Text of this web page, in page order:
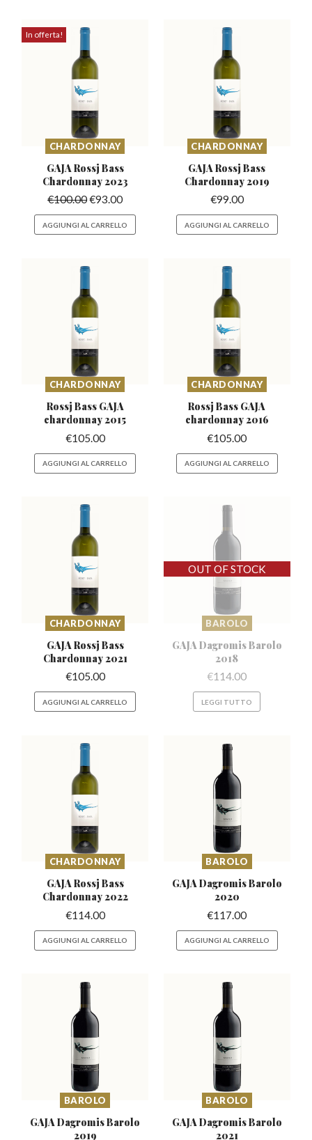
In offerta!
CHARDONNAY
GAJA Rossj Bass
Chardonnay 2023
€100.00€93.00
AGGIUNGI AL CARRELLO
CHARDONNAY
GAJA Rossj Bass
Chardonnay 2019
€99.00
AGGIUNGI AL CARRELLO
CHARDONNAY
Rossj Bass GAJA
chardonnay 2015
€105.00
AGGIUNGI AL CARRELLO
CHARDONNAY
Rossj Bass GAJA
chardonnay 2016
€105.00
AGGIUNGI AL CARRELLO
CHARDONNAY
GAJA Rossj Bass
Chardonnay 2021
€105.00
AGGIUNGI AL CARRELLO
BAROLO
GAJA DagromisBarolo
2018
€114.00
LEGGI TUTTO
CHARDONNAY
GAJA Rossj Bass
Chardonnay 2022
€114.00
AGGIUNGI AL CARRELLO
BAROLO
GAJA DagromisBarolo
2020
€117.00
AGGIUNGI AL CARRELLO
BAROLO
GAJA DagromisBarolo
2019
BAROLO
GAJA DagromisBarolo
2021